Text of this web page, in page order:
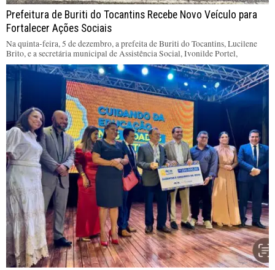
Prefeitura de Buriti do Tocantins Recebe Novo Veículo para
Fortalecer Ações Sociais
Na quinta-feira, 5 de dezembro, a prefeita de Buriti do Tocantins, Lucilene
Brito, e a secretária municipal de Assistência Social, Ivonilde Portel,